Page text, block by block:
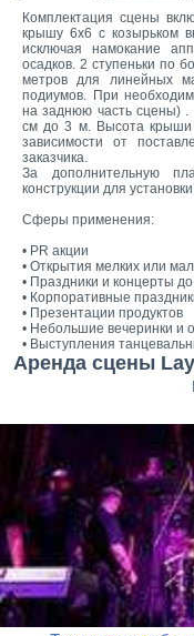
Комплектация сцены
крышу 6x6 с козырьком
исключая намокание
осадков. 2 ступеньки по
метров для линейных
подиумов. При
на заднюю часть сцены) .
см до 3 м. Высота крыши
зависимости от
заказчика.
За дополнительную
конструкции для
Сферы применения:
• PR акции
• Открытия мелких или
• Праздники и концерты
• Корпоративные
• Презентации продуктов
• Небольшие вечеринки и
• Выступления
Аренда сцены